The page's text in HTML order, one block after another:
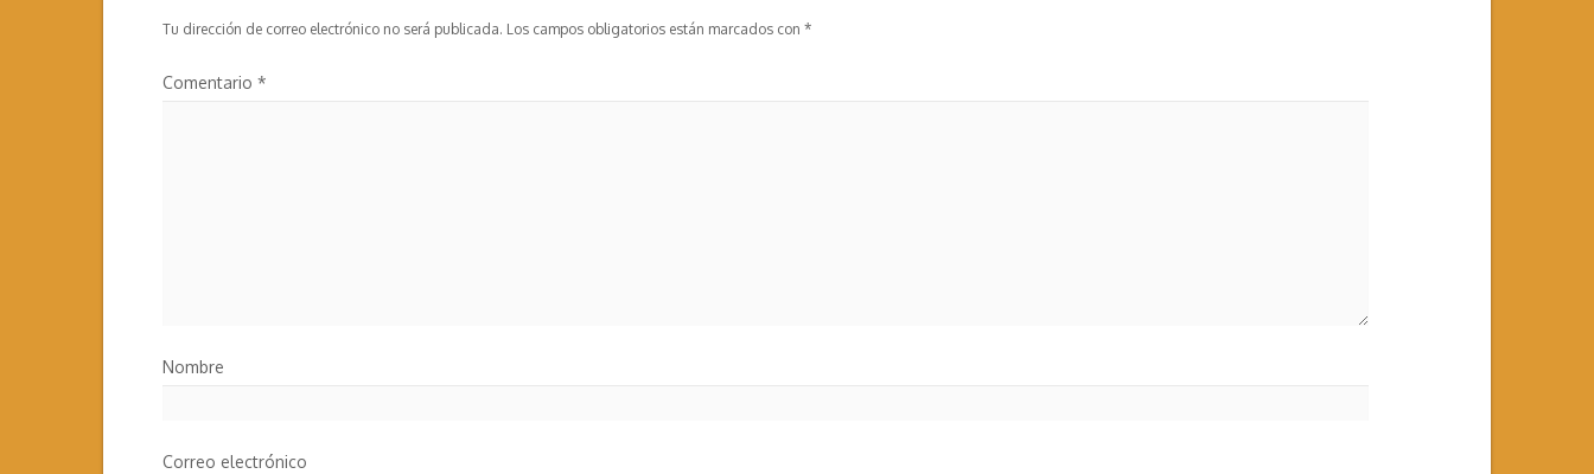
Tu dirección de correo electrónico no será publicada. Los campos obligatorios están marcados con *
Comentario *
Nombre
Correo electrónico